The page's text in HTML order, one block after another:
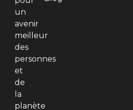
un
avenir
meilleur
des
personnes
et
de
la
planète